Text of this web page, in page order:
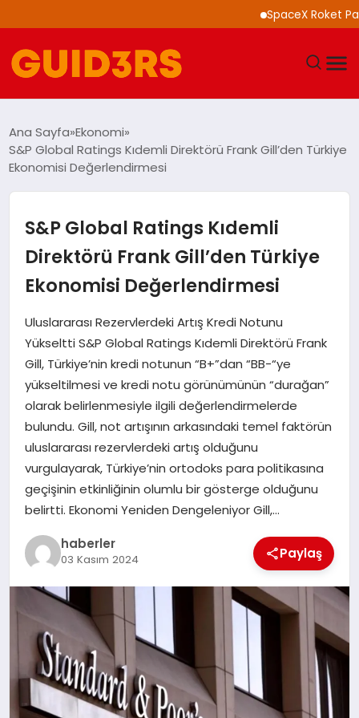
SpaceX Roket
YAŞAM
SAĞLIK
EKONOMI
MAGAZIN
EĞITIM
Ana Sayfa Ekonomi
S&P Global Ratings Kıdemli Direktörü Frank Gill’den Türkiye
Ekonomisi Değerlendirmesi
S&P Global Ratings Kıdemli
Direktörü Frank Gill’den Türkiye
Ekonomisi Değerlendirmesi
Uluslararası Rezervlerdeki Artış Kredi Notunu
Yükseltti S&P Global Ratings Kıdemli Direktörü Frank
Gill, Türkiye’nin kredi notunun “B+”dan “BB-“ye
yükseltilmesi ve kredi notu görünümünün “durağan”
olarak belirlenmesiyle ilgili değerlendirmelerde
bulundu. Gill, not artışının arkasındaki temel faktörün
uluslararası rezervlerdeki artış olduğunu
vurgulayarak, Türkiye’nin ortodoks para politikasına
geçişinin etkinliğinin olumlu bir gösterge olduğunu
belirtti. Ekonomi Yeniden Dengeleniyor Gill,…
haberler
03 Kasım 2024 Paylaş